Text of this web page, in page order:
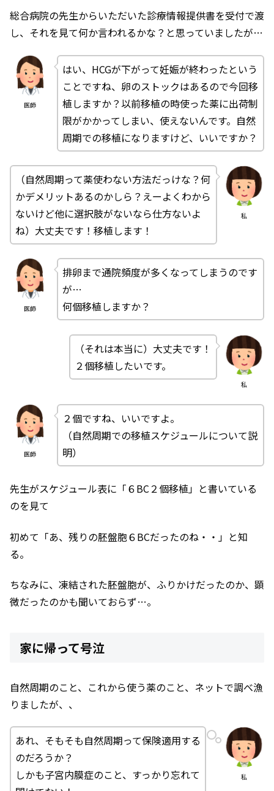
総合病院の先生からいただいた診療情報提供書を受付で渡
し、それを見て何か言われるかな？と思っていましたが…
医師
はい、HCGが下がって妊娠が終わったという
ことですね、卵のストックはあるので今回移
植しますか？以前移植の時使った薬に出荷制
限がかかってしまい、使えないんです。自然
周期での移植になりますけど、いいですか？
私
（自然周期って薬使わない方法だっけな？何
かデメリットあるのかしら？えーよくわから
ないけど他に選択肢がないなら仕方ないよ
ね）大丈夫です！移植します！
医師
排卵まで通院頻度が多くなってしまうのです
が…
何個移植しますか？
私
（それは本当に）大丈夫です！
２個移植したいです。
医師
２個ですね、いいですよ。
（自然周期での移植スケジュールについて説
明）
先生がスケジュール表に「６BC２個移植」と書いている
のを見て
初めて「あ、残りの胚盤胞６BCだったのね・・」と知
る。
ちなみに、凍結された胚盤胞が、ふりかけだったのか、顕
微だったのかも聞いておらず…。
家に帰って号泣
自然周期のこと、これから使う薬のこと、ネットで調べ漁
りましたが、、
私
あれ、そもそも自然周期って保険適用する
のだろうか？
しかも子宮内膜症のこと、すっかり忘れて